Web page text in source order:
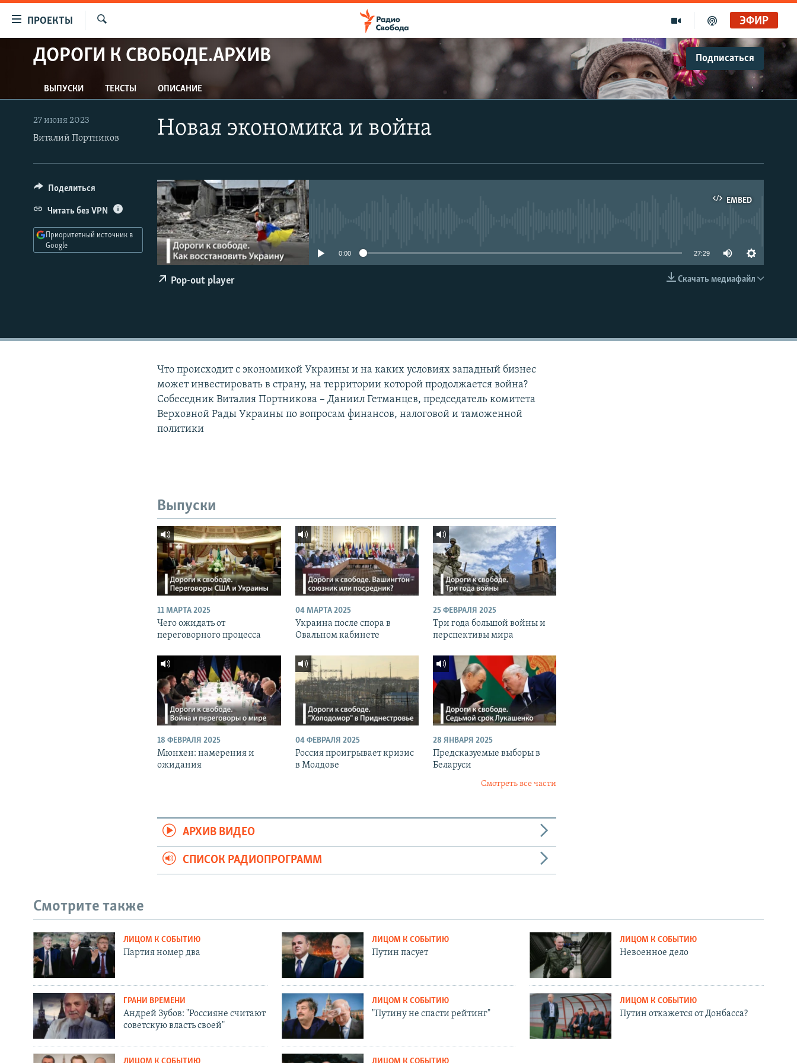
упрощенного
доступа
Вернуться
к
основному
содержанию
навигации
Вернутся
ПРОЕКТЫ
ПРОГРАММЫ
АВТОРСКИЕ ПРОЕКТЫ
ЦИТАТЫ СВОБОДЫ
МНЕНИЯ
КУЛЬТУРА
IDEL.РЕАЛИИ
КАВКАЗ.РЕАЛИИ
СЕВЕР.РЕАЛИИ
СИБИРЬ.РЕАЛИИ
ЭФИР
ДОРОГИ К СВОБОДЕ.АРХИВ Подписаться
CastBox
ВЫПУСКИ ТЕКСТЫ ОПИСАНИЕ
Новая экономика и война
27 июня 2023
Виталий Портников
EMBED
EMBED
0:00 27:29
Скачать медиафайл
Pop-out player
Поделиться
Читать без VPN
Приоритетный источник в
Google
Что происходит с экономикой Украины и на каких условиях западный бизнес
может инвестировать в страну, на территории которой продолжается война?
Собеседник Виталия Портникова – Даниил Гетманцев, председатель комитета
Верховной Рады Украины по вопросам финансов, налоговой и таможенной
политики
Выпуски
11 МАРТА 2025
Чего ожидать от
переговорного процесса
04 МАРТА 2025
Украина после спора в
Овальном кабинете
25 ФЕВРАЛЯ 2025
Три года большой войны и
перспективы мира
18 ФЕВРАЛЯ 2025
Мюнхен: намерения и
ожидания
04 ФЕВРАЛЯ 2025
Россия проигрывает кризис
в Молдове
28 ЯНВАРЯ 2025
Предсказуемые выборы в
Беларуси
Смотреть все части
АРХИВ ВИДЕО
СПИСОК РАДИОПРОГРАММ
Смотрите также
ЛИЦОМ К СОБЫТИЮ
Партия номер два
ЛИЦОМ К СОБЫТИЮ
Путин пасует
ЛИЦОМ К СОБЫТИЮ
Невоенное дело
ГРАНИ ВРЕМЕНИ
Андрей Зубов: "Россияне считают
советскую власть своей"
ЛИЦОМ К СОБЫТИЮ
"Путину не спасти рейтинг"
ЛИЦОМ К СОБЫТИЮ
Путин откажется от Донбасса?